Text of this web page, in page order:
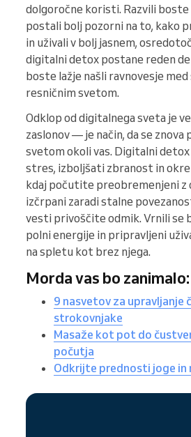
dolgoročne koristi. Razvili boste
postali bolj pozorni na to, kako
in uživali v bolj jasnem,
digitalni detox postane reden
boste lažje našli ravnovesje
resničnim svetom.
Odklop od digitalnega sveta je
zaslonov — je način, da se znova
svetom okoli vas. Digitalni
stres, izboljšati zbranost in
kdaj počutite preobremenjeni z
izčrpani zaradi stalne
vesti privoščite odmik. Vrnili se
polni energije in pripravljeni
na spletu kot brez njega.
Morda vas bo zanimalo:
9 nasvetov za upravljanje
strokovnjake
Masaže kot pot do
počutja
Odkrijte prednosti joge in